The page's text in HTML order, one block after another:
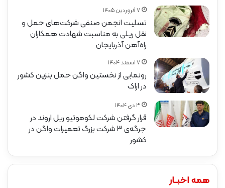
۷ فروردین ۱۴۰۵
تسلیت انجمن صنفی شرکت‌های حمل و
نقل ریلی به مناسبت شهادت همکاران
راه‌آهن آذربایجان
۷ اسفند ۱۴۰۴
رونمایی از نخستین واگن حمل بنزین کشور
در اراک
۳ دی ۱۴۰۴
قرار گرفتن شرکت لکوموتیو ریل اروند در
جرگه‌ی ۳ شرکت بزرگ تعمیرات واگن در
کشور
همه اخبـار